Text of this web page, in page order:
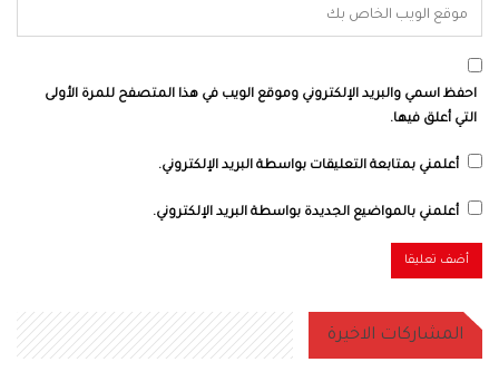
احفظ اسمي والبريد الإلكتروني وموقع الويب في هذا المتصفح للمرة الأولى
التي أعلق فيها.
أعلمني بمتابعة التعليقات بواسطة البريد الإلكتروني.
أعلمني بالمواضيع الجديدة بواسطة البريد الإلكتروني.
المشاركات الاخيرة